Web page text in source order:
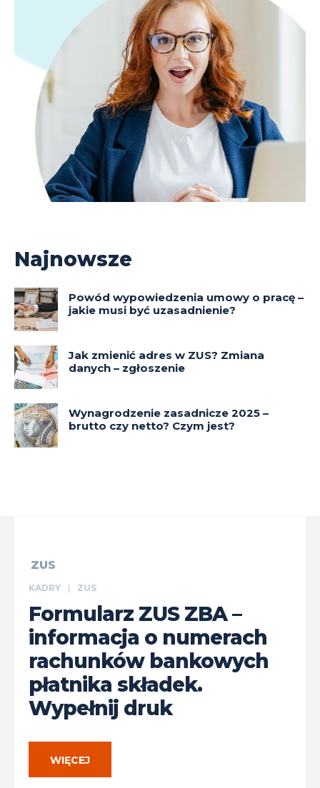
Najnowsze
Powód wypowiedzenia umowy o pracę –
jakie musi być uzasadnienie?
Jak zmienić adres w ZUS? Zmiana
danych – zgłoszenie
Wynagrodzenie zasadnicze 2025 –
brutto czy netto? Czym jest?